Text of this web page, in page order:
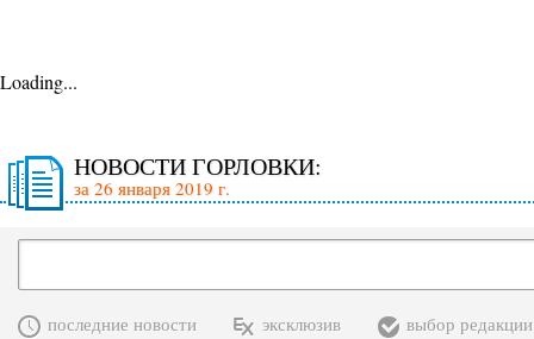
Loading...
НОВОСТИ ГОРЛОВКИ:
за 26 января 2019 г.
последние новости эксклюзив выбор редакции